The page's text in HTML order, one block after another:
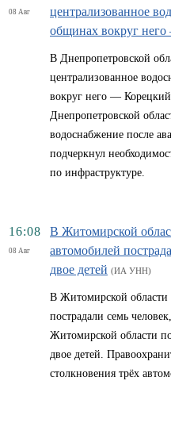
08 Авг
централизованное
общинах вокруг
В Днепропетровской
централизованное
вокруг него —
Днепропетровской
водоснабжение после
подчеркнул
по инфраструктуре.
16:08
08 Авг
В Житомирской
автомобилей
двое детей (ИА УНН)
В Житомирской области
пострадали семь
Житомирской области
двое детей.
столкновения трёх